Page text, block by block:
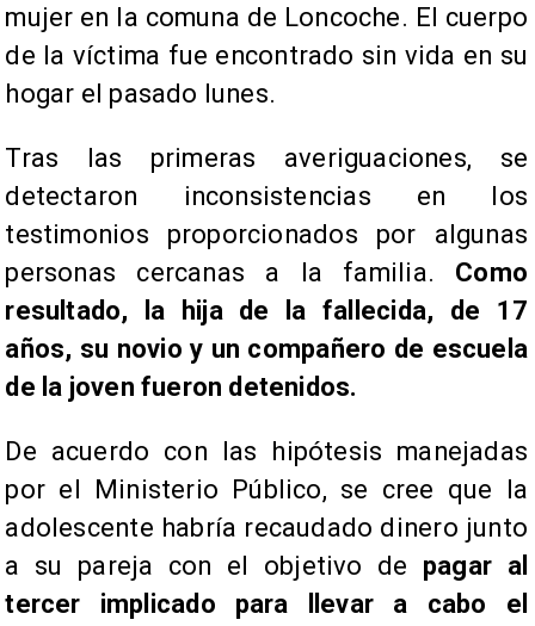
mujer en la comuna de Loncoche. El cuerpo
de la víctima fue encontrado sin vida en su
hogar el pasado lunes.
Tras las primeras averiguaciones, se
detectaron inconsistencias en los
testimonios proporcionados por algunas
personas cercanas a la familia. Como
resultado, la hija de la fallecida, de 17
años, su novio y un compañero de escuela
de la joven fueron detenidos.
De acuerdo con las hipótesis manejadas
por el Ministerio Público, se cree que la
adolescente habría recaudado dinero junto
a su pareja con el objetivo de pagar al
tercer implicado para llevar a cabo el